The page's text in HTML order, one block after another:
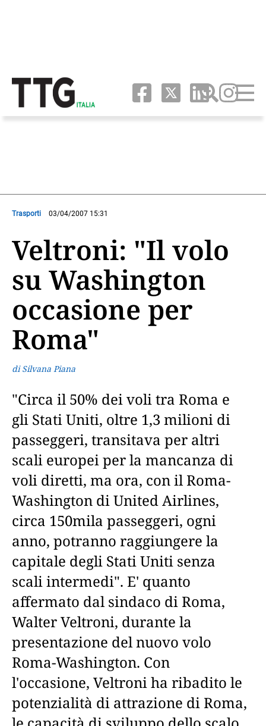
Trasporti 03/04/2007 15:31
Veltroni: "Il volo
su Washington
occasione per
Roma"
di Silvana Piana
"Circa il 50% dei voli tra Roma e
gli Stati Uniti, oltre 1,3 milioni di
passeggeri, transitava per altri
scali europei per la mancanza di
voli diretti, ma ora, con il Roma-
Washington di United Airlines,
circa 150mila passeggeri, ogni
anno, potranno raggiungere la
capitale degli Stati Uniti senza
scali intermedi". E' quanto
affermato dal sindaco di Roma,
Walter Veltroni, durante la
presentazione del nuovo volo
Roma-Washington. Con
l'occasione, Veltroni ha ribadito le
potenzialità di attrazione di Roma,